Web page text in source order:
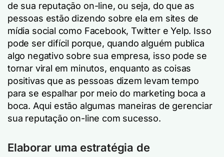
de sua reputação on-line, ou seja, do que as
pessoas estão dizendo sobre ela em sites de
mídia social como Facebook, Twitter e Yelp. Isso
pode ser difícil porque, quando alguém publica
algo negativo sobre sua empresa, isso pode se
tornar viral em minutos, enquanto as coisas
positivas que as pessoas dizem levam tempo
para se espalhar por meio do marketing boca a
boca. Aqui estão algumas maneiras de gerenciar
sua reputação on-line com sucesso.
Elaborar uma estratégia de